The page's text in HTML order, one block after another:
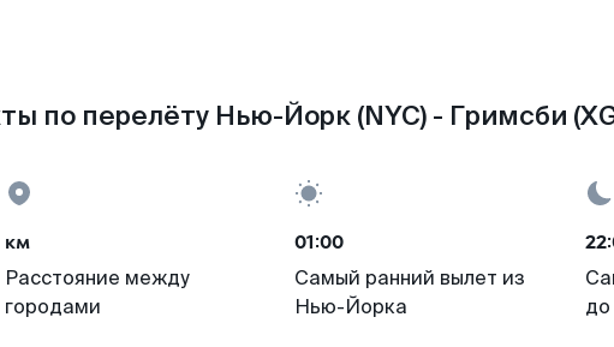
по перелёту Нью-Йорк (NYC) - Гримсби
км
Расстояние между
городами
01:00
Самый ранний вылет из
Нью-Йорка